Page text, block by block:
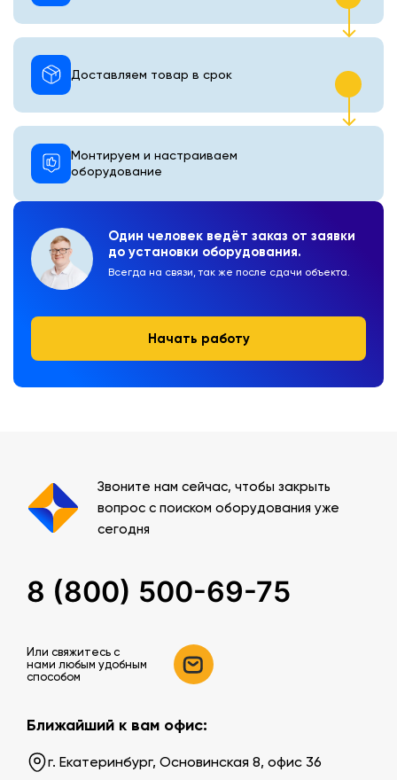
Один человек ведёт заказ от заявки
до установки оборудования.
Всегда на связи, так же после сдачи объекта.
Начать работу
Монтируем и настраиваем
оборудование
Доставляем товар в срок
Звоните нам сейчас, чтобы закрыть
вопрос с поиском оборудования уже
сегодня
8 (800) 500-69-75
Или свяжитесь c
нами любым удобным
способом
Ближайший к вам офис:
г. Екатеринбург, Основинская 8, офис 36